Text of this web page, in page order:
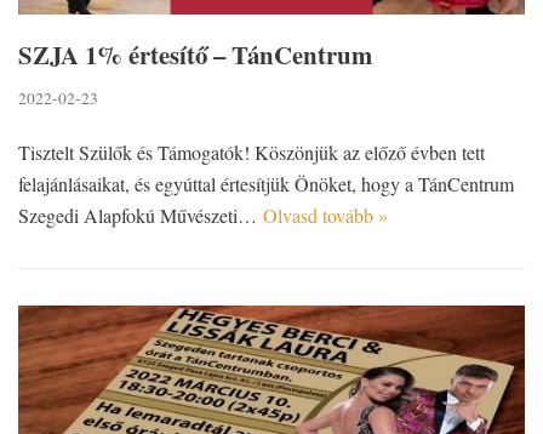
SZJA 1% értesítő – TánCentrum
2022-02-23
Tisztelt Szülők és Támogatók! Köszönjük az előző évben tett
felajánlásaikat, és egyúttal értesítjük Önöket, hogy a TánCentrum
Szegedi Alapfokú Művészeti… Olvasd tovább »